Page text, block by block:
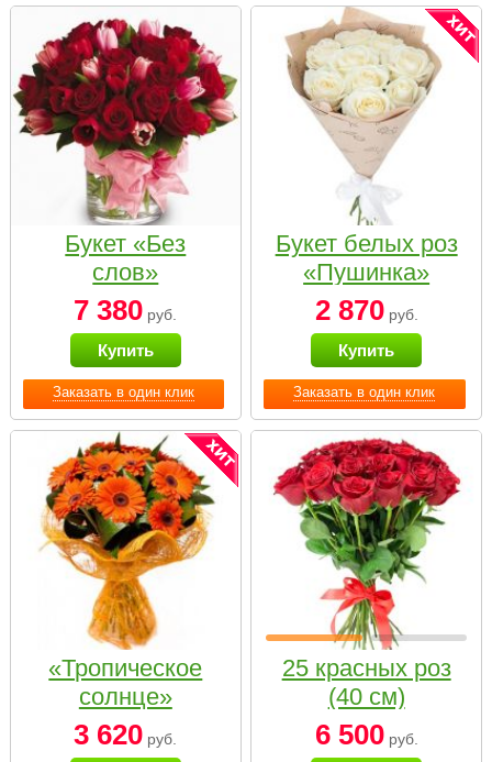
Заказать в один клик
Букет «Без
слов»
7 380 руб.
Купить
Заказать в один клик
Букет белых роз
«Пушинка»
2 870руб.
Купить
«Тропическое
солнце»
3 620 руб.
25 красных роз
(40 см)
6 500руб.